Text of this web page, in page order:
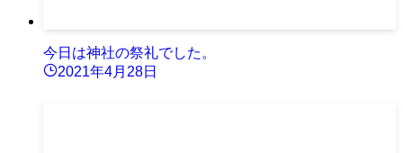
今日は神社の祭礼でした。
2021年4月28日